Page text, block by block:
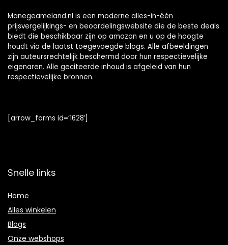
Manegeameland.nl is een moderne alles-in-één
prijsvergelijkings- en beoordelingswebsite die de beste deals
biedt die beschikbaar zijn op amazon en u op de hoogte
houdt via de laatst toegevoegde blogs. Alle afbeeldingen
zijn auteursrechtelijk beschermd door hun respectievelijke
eigenaren. Alle geciteerde inhoud is afgeleid van hun
respectievelijke bronnen.
[arrow_forms id=’1628′]
Snelle links
Home
Alles winkelen
Blogs
Onze webshops